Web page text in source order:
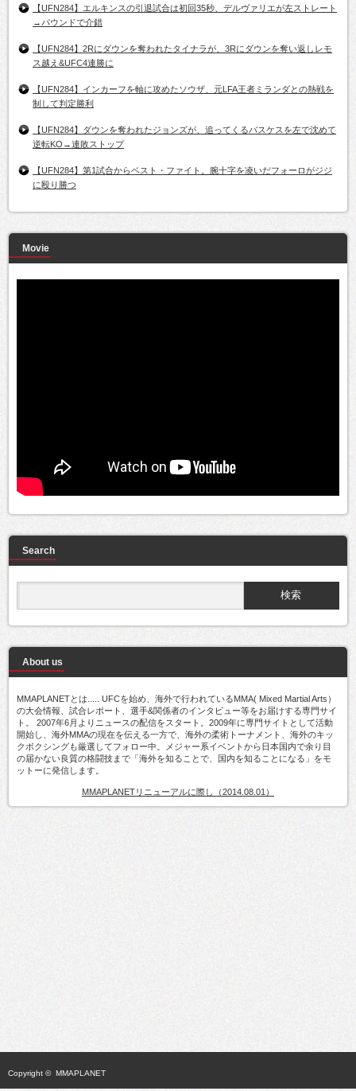
【UFN284】エルキンスの引退試合は初回35秒、デルヴァリエが左ストレート
→パウンドで介錯
【UFN284】2Rにダウンを奪われたタイナラが、3Rにダウンを奪い返しレモ
ス越え&UFC4連勝に
【UFN284】インカーフを軸に攻めたソウザ、元LFA王者ミランダとの熱戦を
制して判定勝利
【UFN284】ダウンを奪われたジョンズが、追ってくるバスケスを左で沈めて
逆転KO→連敗ストップ
【UFN284】第1試合からベスト・ファイト。腕十字を凌いだフォーロがジジ
に殴り勝つ
Movie
Search
About us
MMAPLANETとは..... UFCを始め、海外で行われているMMA( Mixed Martial Arts）
の大会情報、試合レポート、選手&関係者のインタビュー等をお届けする専門サイ
ト。 2007年6月よりニュースの配信をスタート。2009年に専門サイトとして活動
開始し、海外MMAの現在を伝える一方で、海外の柔術トーナメント、海外のキッ
クボクシングも厳選してフォロー中。メジャー系イベントから日本国内で余り目
の届かない良質の格闘技まで「海外を知ることで、国内を知ることになる」をモ
ットーに発信します。
MMAPLANETリニューアルに際し（2014.08.01）
Copyright © MMAPLANET